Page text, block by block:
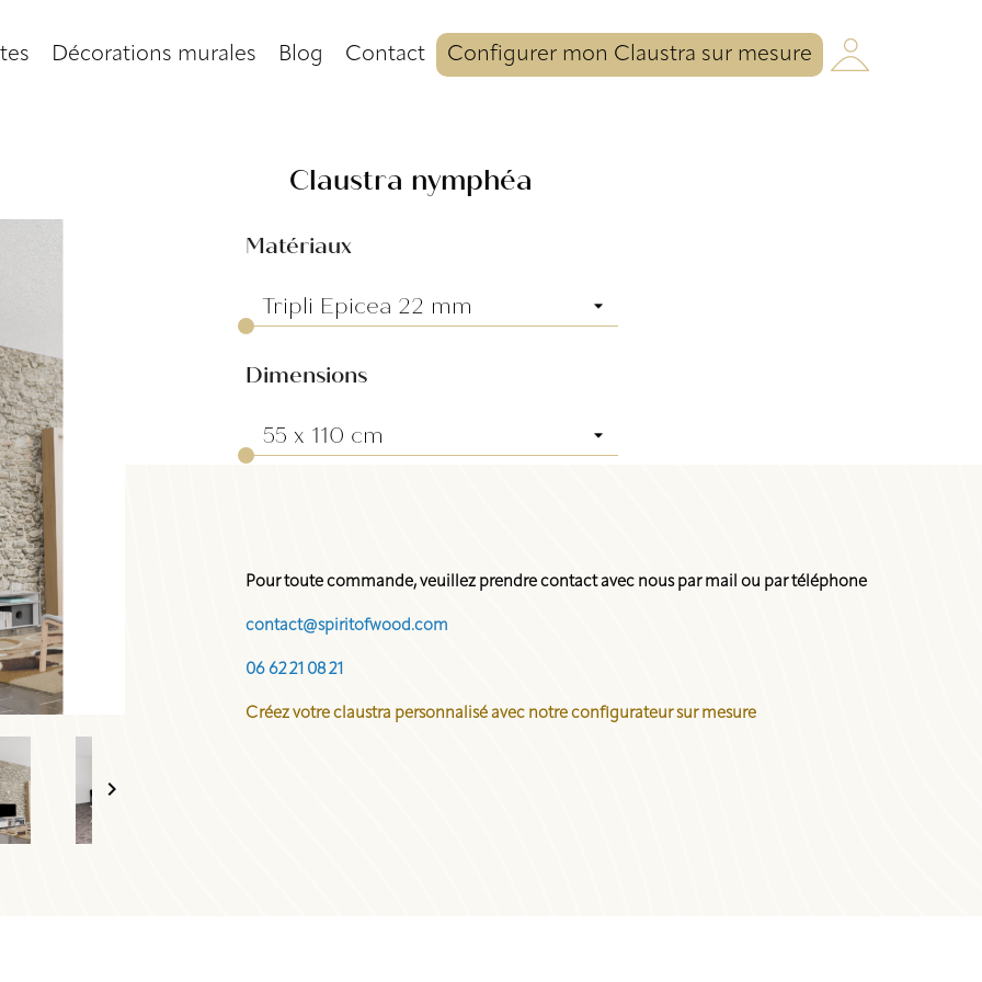
Décorations murales Blog Contact Configurer mon Claustra sur mesure

Claustra nymphéa
Matériaux
Dimensions
Pour toute commande, veuillez prendre contact avec nous par mail ou par téléphone
contact@spiritofwood.com
06 62 21 08 21
Créez votre claustra personnalisé avec notre configurateur sur mesure